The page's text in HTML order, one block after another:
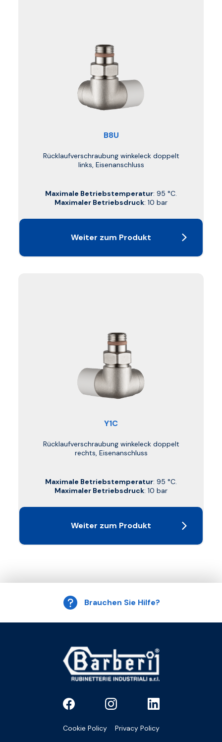
B8U
Rücklaufverschraubung winkeleck doppelt
links, Eisenanschluss
Maximale Betriebstemperatur: 95 °C.
Maximaler Betriebsdruck: 10 bar
Weiter zum Produkt
Y1C
Rücklaufverschraubung winkeleck doppelt
rechts, Eisenanschluss
Maximale Betriebstemperatur: 95 °C.
Maximaler Betriebsdruck: 10 bar
Weiter zum Produkt
Brauchen Sie Hilfe?
Cookie Policy Privacy Policy